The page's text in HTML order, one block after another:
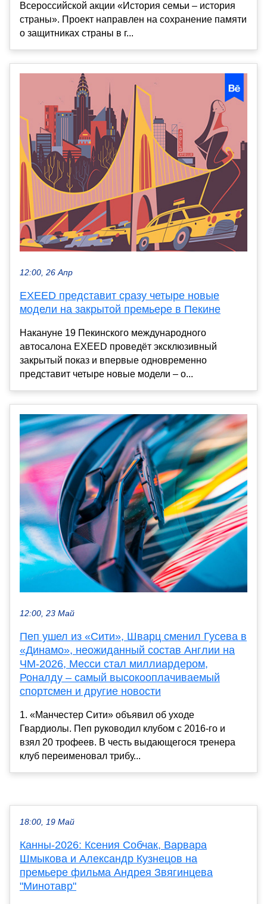
Всероссийской акции «История семьи – история
страны». Проект направлен на сохранение памяти
о защитниках страны в г...
12:00, 26 Апр
EXEED представит сразу четыре новые
модели на закрытой премьере в Пекине
Накануне 19 Пекинского международного
автосалона EXEED проведёт эксклюзивный
закрытый показ и впервые одновременно
представит четыре новые модели – о...
12:00, 23 Май
Пеп ушел из «Сити», Шварц сменил Гусева в
«Динамо», неожиданный состав Англии на
ЧМ-2026, Месси стал миллиардером,
Роналду – самый высокооплачиваемый
спортсмен и другие новости
1. «Манчестер Сити» объявил об уходе
Гвардиолы. Пеп руководил клубом с 2016-го и
взял 20 трофеев. В честь выдающегося тренера
клуб переименовал трибу...
18:00, 19 Май
Канны-2026: Ксения Собчак, Варвара
Шмыкова и Александр Кузнецов на
премьере фильма Андрея Звягинцева
"Минотавр"